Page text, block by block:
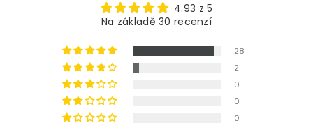
4.93 z 5
Na základě 30 recenzí
28
2
0
0
0